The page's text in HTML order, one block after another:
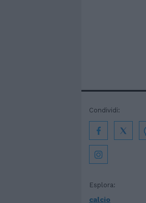
Esplora:
calcio
Condividi: